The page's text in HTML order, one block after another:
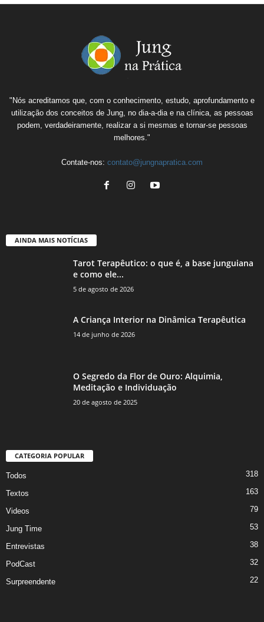
"Nós acreditamos que, com o conhecimento, estudo, aprofundamento e
utilização dos conceitos de Jung, no dia-a-dia e na clínica, as pessoas
podem, verdadeiramente, realizar a si mesmas e tornar-se pessoas
melhores."
Contate-nos: contato@jungnapratica.com
AINDA MAIS NOTÍCIAS
Tarot Terapêutico: o que é, a base junguiana
e como ele...
5 de agosto de 2026
A Criança Interior na Dinâmica Terapêutica
14 de junho de 2026
O Segredo da Flor de Ouro: Alquimia,
Meditação e Individuação
20 de agosto de 2025
CATEGORIA POPULAR
Todos 318
Textos 163
Videos 79
Jung Time 53
Entrevistas 38
PodCast 32
Surpreendente 22